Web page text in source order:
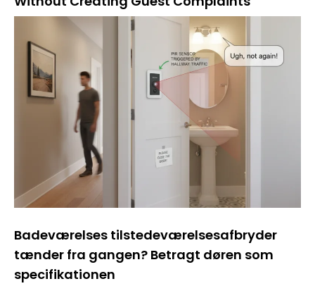
Badeværelses tilstedeværelsesafbryder
tænder fra gangen? Betragt døren som
specifikationen